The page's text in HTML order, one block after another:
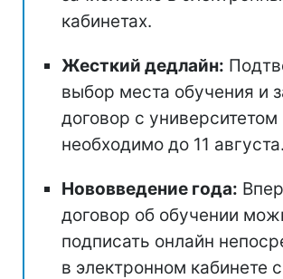
кабинетах.
Жесткий дедлайн:
выбор места обучения и
договор с университетом
необходимо до 11 августа.
Нововведение года:
договор об обучении
подписать онлайн
в электронном кабинете